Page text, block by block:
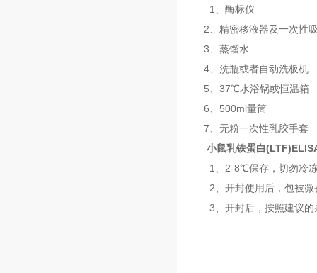
1、酶标仪
2、精密移液器及一次性
3、蒸馏水
4、洗瓶或者自动洗板机
5、37℃水浴锅或恒温箱
6、500ml量筒
7、无粉一次性乳胶手套
小鼠乳铁蛋白
1、2-8℃保存，切勿冷
2、开封使用后，包被
3、开封后，按照建议